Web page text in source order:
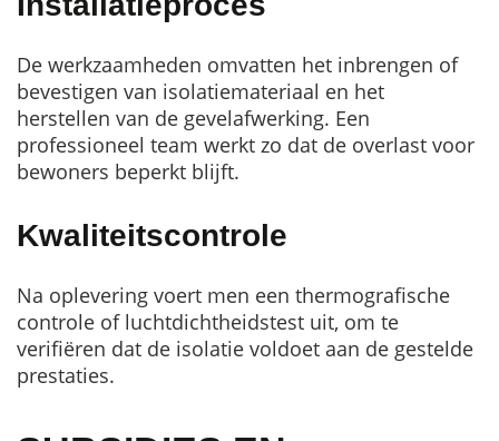
De werkzaamheden omvatten het inbrengen of
bevestigen van isolatiemateriaal en het
herstellen van de gevelafwerking. Een
professioneel team werkt zo dat de overlast voor
bewoners beperkt blijft.
Kwaliteitscontrole
Na oplevering voert men een thermografische
controle of luchtdichtheidstest uit, om te
verifiëren dat de isolatie voldoet aan de gestelde
prestaties.